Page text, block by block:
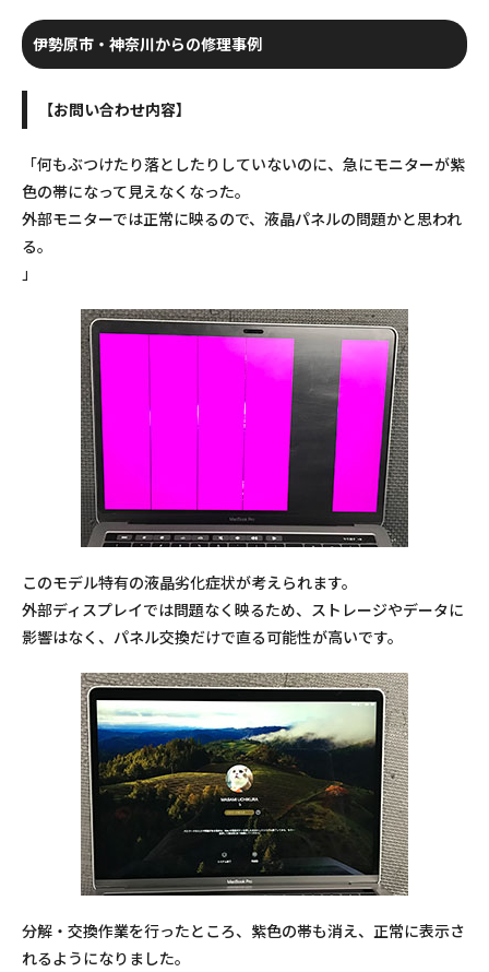
伊勢原市・神奈川からの修理事例
【お問い合わせ内容】
「何もぶつけたり落としたりしていないのに、急にモニターが紫
色の帯になって見えなくなった。
外部モニターでは正常に映るので、液晶パネルの問題かと思われ
る。
」
このモデル特有の液晶劣化症状が考えられます。
外部ディスプレイでは問題なく映るため、ストレージやデータに
影響はなく、パネル交換だけで直る可能性が高いです。
分解・交換作業を行ったところ、紫色の帯も消え、正常に表示さ
れるようになりました。